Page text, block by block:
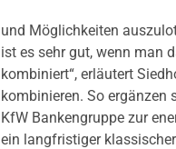
und Möglichkeiten
ist es sehr gut, wenn man
kombiniert“, erläutert
kombinieren. So ergänzen
KfW Bankengruppe zur
ein langfristiger